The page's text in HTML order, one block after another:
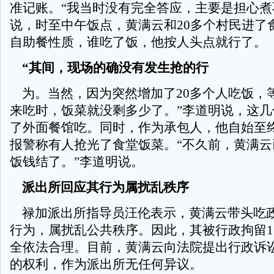
准记账。“我当时没有完全答应，主要是担心
说，时至中午饭点，黄满云和20多个村民进了
自助餐性质，谁吃了饭，他按人头点就行了。
“其间，现场的确没有发生抢的行
为。当然，因为突然增加了20多个人吃饭，
来吃时，饭菜就没剩多少了。”李道明说，这
了外面餐馆吃。同时，作为承包人，他自始至
报警称有人抢光了食堂饭菜。“不久前，黄满
饭钱结了。”李道明说。
派出所回应其行为属扰乱秩序
禄加派出所指导员汪伦表示，黄满云带头吃
行为，属扰乱公共秩序。因此，其被行政拘留
全依法合理。目前，黄满云向法院提出行政诉
的权利，作为派出所无任何异议。